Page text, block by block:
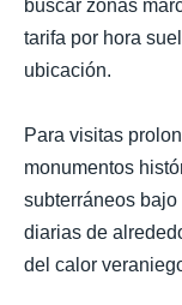
buscar zonas
tarifa por hora
ubicación.
Para visitas
monumentos
subterráneos
diarias de
del calor